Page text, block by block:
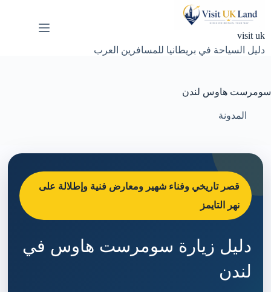
visit uk
دليل السياحة في بريطانيا للمسافرين العرب
سومرست هاوس لندن
المدونة
قصر تاريخي وفناء شهير ومعارض فنية وإطلالة على
نهر التايمز
دليل زيارة سومرست هاوس في
لندن